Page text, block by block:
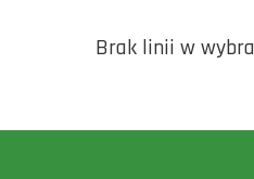
Brak linii w